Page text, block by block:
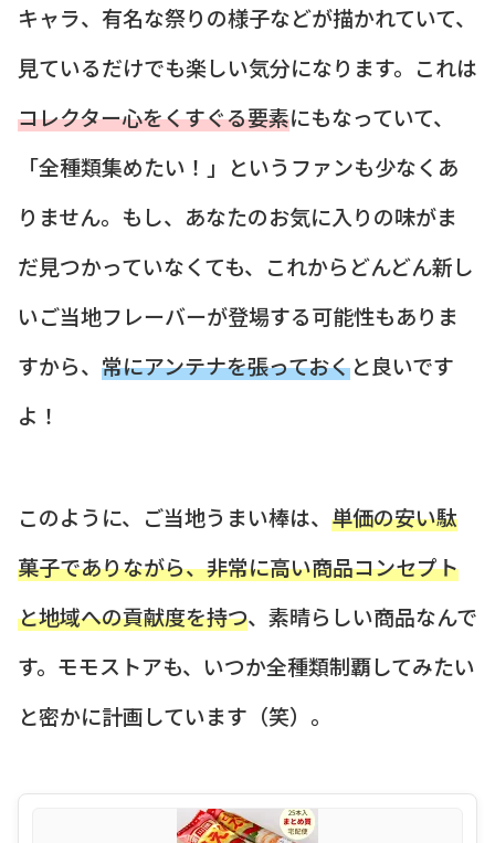
キャラ、有名な祭りの様子などが描かれていて、
見ているだけでも楽しい気分になります。これは
コレクター心をくすぐる要素にもなっていて、
「全種類集めたい！」というファンも少なくあ
りません。もし、あなたのお気に入りの味がま
だ見つかっていなくても、これからどんどん新し
いご当地フレーバーが登場する可能性もありま
すから、 常にアンテナを張っておくと良いです
よ！
このように、ご当地うまい棒は、 単価の安い駄
菓子でありながら、非常に高い商品コンセプト
と地域への貢献度を持つ、素晴らしい商品なんで
す。モモストアも、いつか全種類制覇してみたい
と密かに計画しています（笑）。